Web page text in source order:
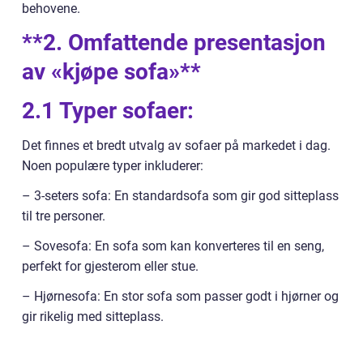
behovene.
**2. Omfattende presentasjon
av «kjøpe sofa»**
2.1 Typer sofaer:
Det finnes et bredt utvalg av sofaer på markedet i dag.
Noen populære typer inkluderer:
– 3-seters sofa: En standardsofa som gir god sitteplass
til tre personer.
– Sovesofa: En sofa som kan konverteres til en seng,
perfekt for gjesterom eller stue.
– Hjørnesofa: En stor sofa som passer godt i hjørner og
gir rikelig med sitteplass.